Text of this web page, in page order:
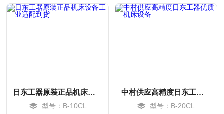
日东工器原装正品机床设备工业适配到货
型号：B-10CL
中村供应高精度日东工器优质机床设备
型号：B-20CL